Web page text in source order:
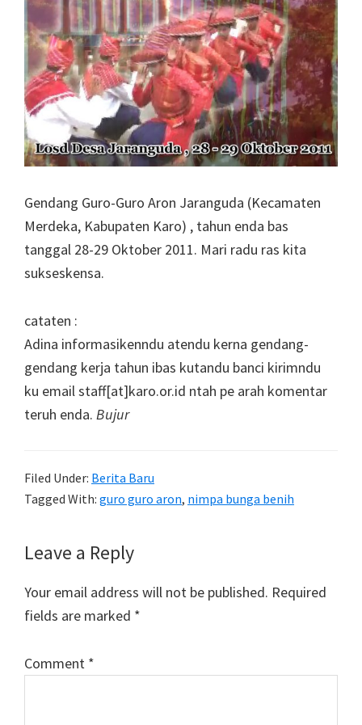
Gendang Guro-Guro Aron Jaranguda (Kecamaten
Merdeka, Kabupaten Karo) , tahun enda bas
tanggal 28-29 Oktober 2011. Mari radu ras kita
sukseskensa.
cataten :
Adina informasikenndu atendu kerna gendang-
gendang kerja tahun ibas kutandu banci kirimndu
ku email staff[at]karo.or.id ntah pe arah komentar
teruh enda. Bujur
Filed Under: Berita Baru
Tagged With: guro guro aron, nimpa bunga benih
Reader
Interactions
Leave a Reply
Your email address will not be published. Required
fields are marked *
Comment *